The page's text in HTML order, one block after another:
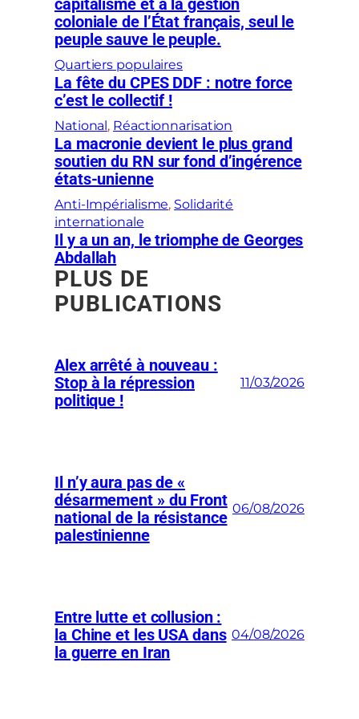
coloniale de l’État français, seul le
peuple sauve le peuple.
Quartiers populaires
La fête du CPES DDF : notre force
c’est le collectif !
National, Réactionnarisation
La macronie devient le plus grand
soutien du RN sur fond d’ingérence
états-unienne
Anti-Impérialisme, Solidarité
internationale
Il y a un an, le triomphe de Georges
Abdallah
PLUS DE
PUBLICATIONS
Alex arrêté à nouveau :
Stop à la répression
politique !
11/03/2026
Il n’y aura pas de «
désarmement » du Front
national de la résistance
palestinienne
06/08/2026
Entre lutte et collusion :
la Chine et les USA dans
la guerre en Iran
04/08/2026